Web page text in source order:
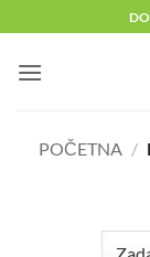
to
content
POČETNA /